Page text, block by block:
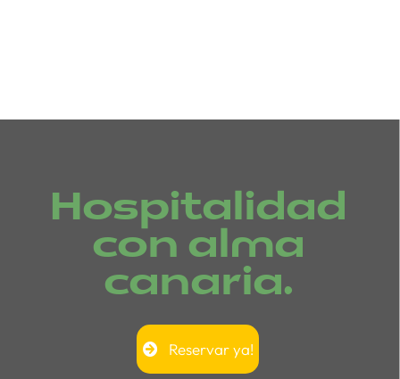
Hospitalidad
con alma
canaria.
Reservar ya!